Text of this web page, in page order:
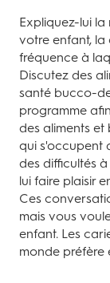
Expliquez-lui
votre enfant, la
fréquence à
Discutez des
santé bucco-
programme
des aliments et
qui s'occupent
des difficultés
lui faire plaisir
Ces
mais vous
enfant. Les
monde préfère